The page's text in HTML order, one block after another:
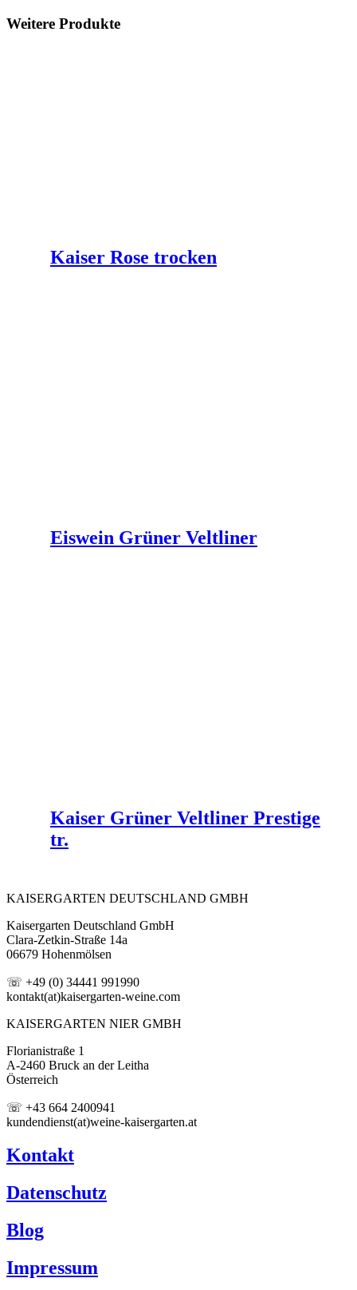
Weitere Produkte
Kaiser Rose trocken
Eiswein Grüner Veltliner
Kaiser Grüner Veltliner Prestige
tr.
KAISERGARTEN DEUTSCHLAND GMBH
Kaisergarten Deutschland GmbH
Clara-Zetkin-Straße 14a
06679 Hohenmölsen
☏ +49 (0) 34441 991990
kontakt(at)kaisergarten-weine.com
KAISERGARTEN NIER GMBH
Florianistraße 1
A-2460 Bruck an der Leitha
Österreich
☏ +43 664 2400941
kundendienst(at)weine-kaisergarten.at
Kontakt
Datenschutz
Blog
Impressum